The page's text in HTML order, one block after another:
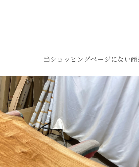
当ショッピングページにない